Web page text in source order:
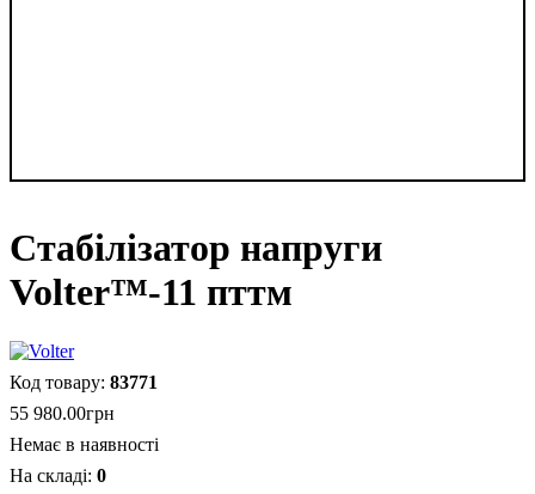
Стабілізатор напруги
Volter™-11 пттм
83771
55 980.00грн
Немає в наявності
0